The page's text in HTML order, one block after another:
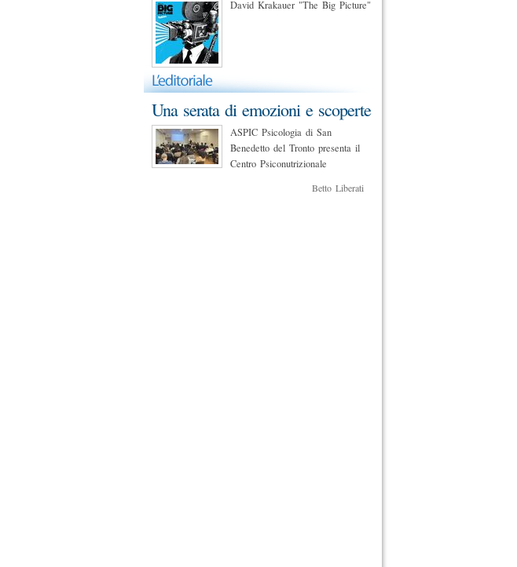
David Krakauer "The Big Picture"
Una serata di emozioni e scoperte
ASPIC Psicologia di San
Benedetto del Tronto presenta il
Centro Psiconutrizionale
Betto Liberati